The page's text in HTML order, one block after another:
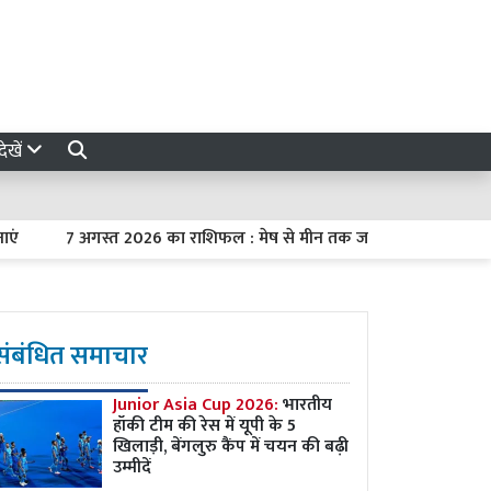
7 अगस्त 2026 का राशिफल : मेष से मीन तक जानें कैसा रहेगा आपका
समाचार
Junior Asia Cup 2026:भारतीय
हॉकी टीम की रेस में यूपी के 5
खिलाड़ी, बेंगलुरु कैंप में चयन की बढ़ी
उम्मीदें